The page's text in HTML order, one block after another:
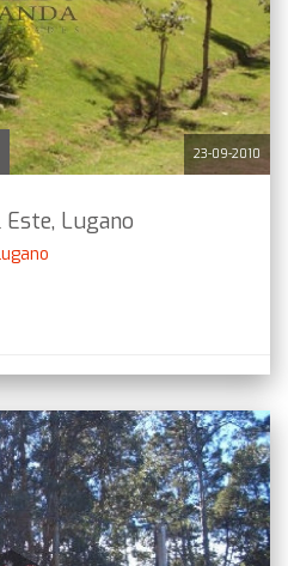
23-09-2010
Lugano